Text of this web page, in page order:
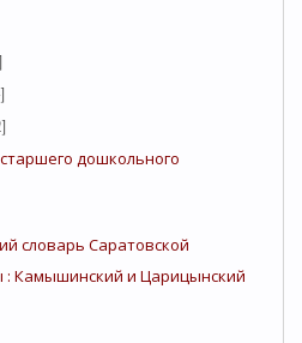
дошкольного
словарь Саратовской
Камышинский и Царицынский